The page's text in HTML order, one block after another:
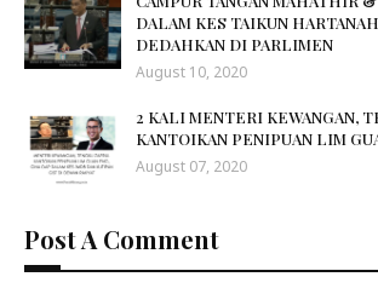
DALAM KES TAIKUN
DEDAHKAN DI PARLIMEN
August 10, 2020
2 KALI MENTERI KEWANGAN,
KANTOIKAN PENIPUAN LIM
August 07, 2020
Post A Comment